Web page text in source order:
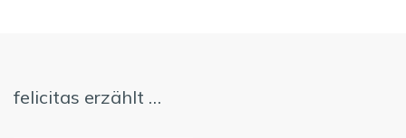
felicitas erzählt …